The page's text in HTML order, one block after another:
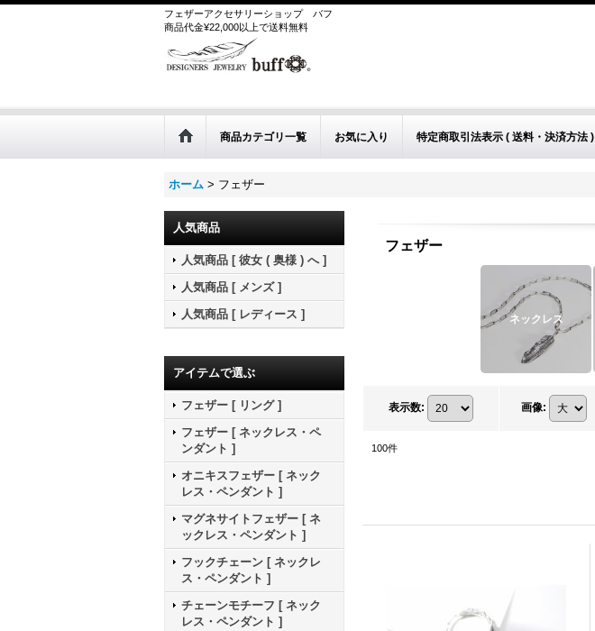
フェザーアクセサリーショップ
バフ
商品代金¥22,000以上で送料無料
商品カテゴリ一覧 お気に入り 特定商取引法表示 ( 送料・決済方法 )
ホーム > フェザー
人気商品
人気商品 [ 彼女 ( 奥様 ) へ ]
人気商品 [ メンズ ]
人気商品 [ レディース ]
アイテムで選ぶ
フェザー [ リング ]
フェザー [ ネックレス・ペ
ンダント ]
オニキスフェザー [ ネック
レス・ペンダント ]
マグネサイトフェザー [ ネ
ックレス・ペンダント ]
フックチェーン [ ネックレ
ス・ペンダント ]
チェーンモチーフ [ ネック
レス・ペンダント ]
フェザー
ネックレス
表示数: 画像:
100件